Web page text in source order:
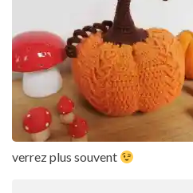
verrez plus souvent